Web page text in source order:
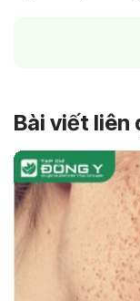
Bài viết liên